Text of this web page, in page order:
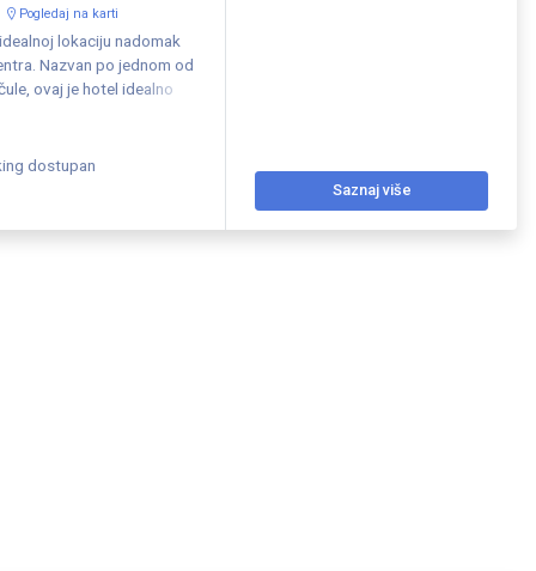
Pogledaj na karti
lokaciju nadomak
Nazvan po jednom od
ovaj je hotel idealno
dostupan
Saznaj više